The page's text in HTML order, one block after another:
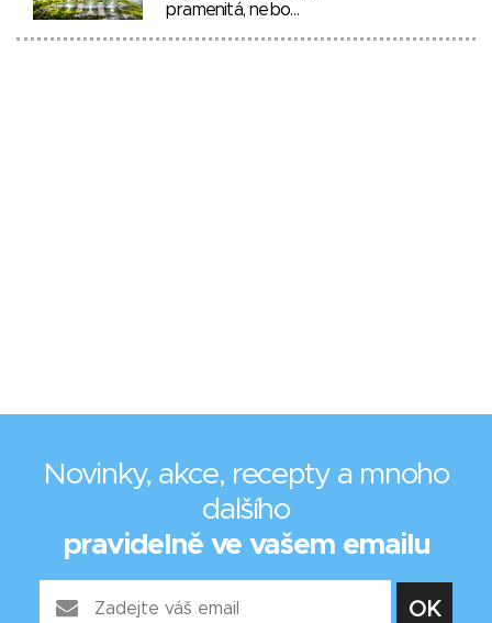
pramenitá, nebo…
Novinky, akce, recepty a mnoho
dalšího
pravidelně ve vašem emailu